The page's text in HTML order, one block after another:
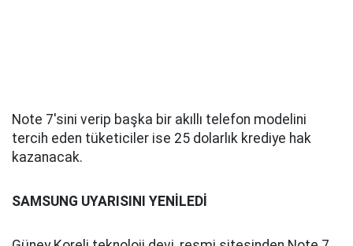
Note 7'sini verip başka bir akıllı telefon modelini
tercih eden tüketiciler ise 25 dolarlık krediye hak
kazanacak.
SAMSUNG UYARISINI YENİLEDİ